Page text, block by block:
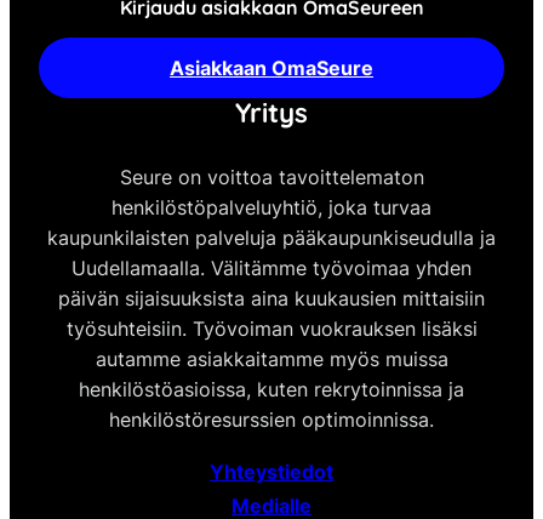
Kirjaudu asiakkaan OmaSeureen
Asiakkaan OmaSeure
Yritys
Seure on voittoa tavoittelematon
henkilöstöpalveluyhtiö, joka turvaa
kaupunkilaisten palveluja pääkaupunkiseudulla ja
Uudellamaalla. Välitämme työvoimaa yhden
päivän sijaisuuksista aina kuukausien mittaisiin
työsuhteisiin. Työvoiman vuokrauksen lisäksi
autamme asiakkaitamme myös muissa
henkilöstöasioissa, kuten rekrytoinnissa ja
henkilöstöresurssien optimoinnissa.
Yhteystiedot
Medialle